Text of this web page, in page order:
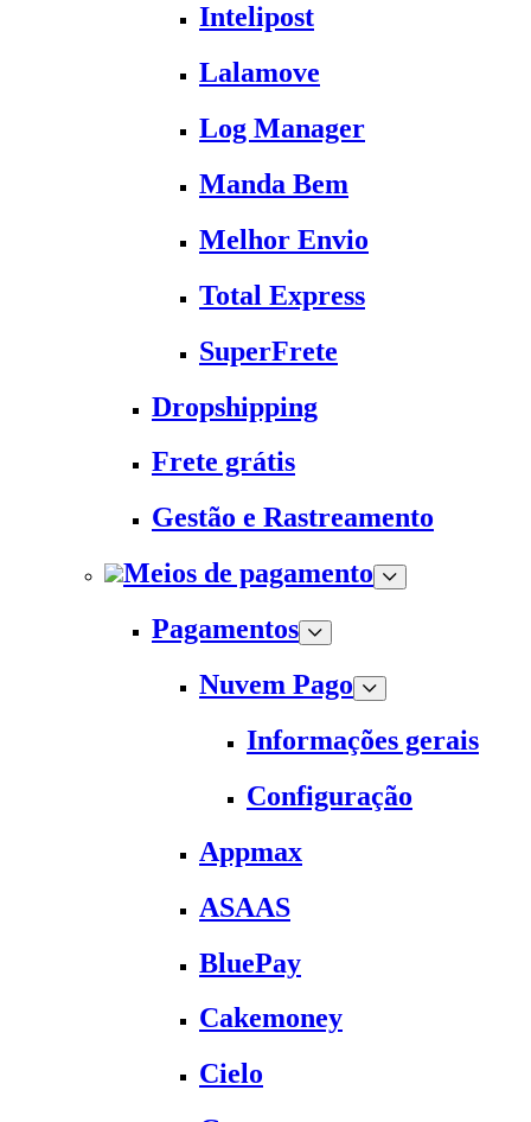
Intelipost
Lalamove
Log Manager
Manda Bem
Melhor Envio
Total Express
SuperFrete
Dropshipping
Frete grátis
Gestão e Rastreamento
Meios de pagamento
Pagamentos
Nuvem Pago
Informações gerais
Configuração
Appmax
ASAAS
BluePay
Cakemoney
Cielo